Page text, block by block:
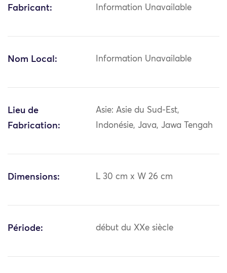
Fabricant: Information Unavailable
Nom Local: Information Unavailable
Lieu de
Fabrication:
Asie: Asie du Sud-Est,
Indonésie, Java, Jawa Tengah
Dimensions: L 30 cm x W 26 cm
Période: début du XXe siècle